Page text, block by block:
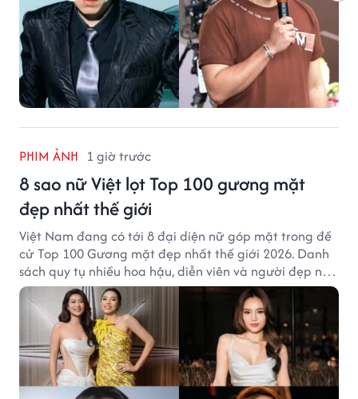
PHIM ẢNH 1 giờ trước
8 sao nữ Việt lọt Top 100 gương mặt
đẹp nhất thế giới
Việt Nam đang có tới 8 đại diện nữ góp mặt trong đề
cử Top 100 Gương mặt đẹp nhất thế giới 2026. Danh
sách quy tụ nhiều hoa hậu, diễn viên và người đẹp nổi
tiếng của showbiz Việt.